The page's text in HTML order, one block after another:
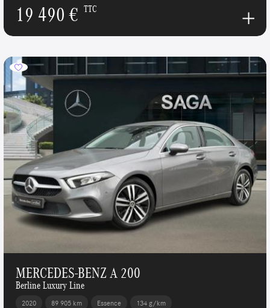
19 490 € TTC
MERCEDES-BENZ A 200
Berline Luxury Line
2020 89 905 km Essence 134 g/km